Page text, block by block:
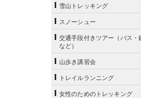
雪山トレッキング
スノーシュー
交通手段付きツアー（バス・
など）
山歩き講習会
トレイルランニング
女性のためのトレッキング